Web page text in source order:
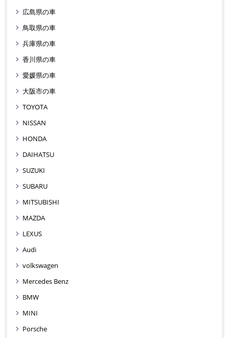
広島県の車
鳥取県の車
兵庫県の車
香川県の車
愛媛県の車
大阪市の車
TOYOTA
NISSAN
HONDA
DAIHATSU
SUZUKI
SUBARU
MITSUBISHI
MAZDA
LEXUS
Audi
volkswagen
Mercedes Benz
BMW
MINI
Porsche